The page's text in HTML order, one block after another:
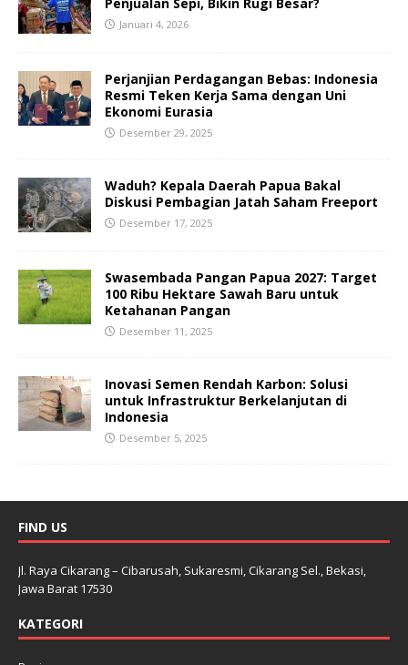
Januari 4, 2026
Perjanjian Perdagangan Bebas: Indonesia
Resmi Teken Kerja Sama dengan Uni
Ekonomi Eurasia
Desember 29, 2025
Waduh? Kepala Daerah Papua Bakal
Diskusi Pembagian Jatah Saham Freeport
Desember 17, 2025
Swasembada Pangan Papua 2027: Target
100 Ribu Hektare Sawah Baru untuk
Ketahanan Pangan
Desember 11, 2025
Inovasi Semen Rendah Karbon: Solusi
untuk Infrastruktur Berkelanjutan di
Indonesia
Desember 5, 2025
FIND US
Jl. Raya Cikarang – Cibarusah, Sukaresmi, Cikarang Sel., Bekasi,
Jawa Barat 17530
KATEGORI